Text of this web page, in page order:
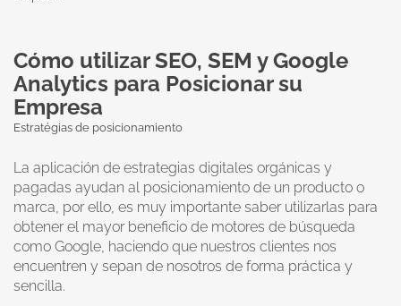
Cómo utilizar SEO, SEM y Google
Analytics para Posicionar su
Empresa
Estratégias de posicionamiento
La aplicación de estrategias digitales orgánicas y
pagadas ayudan al posicionamiento de un producto o
marca, por ello, es muy importante saber utilizarlas para
obtener el mayor beneficio de motores de búsqueda
como Google, haciendo que nuestros clientes nos
encuentren y sepan de nosotros de forma práctica y
sencilla.